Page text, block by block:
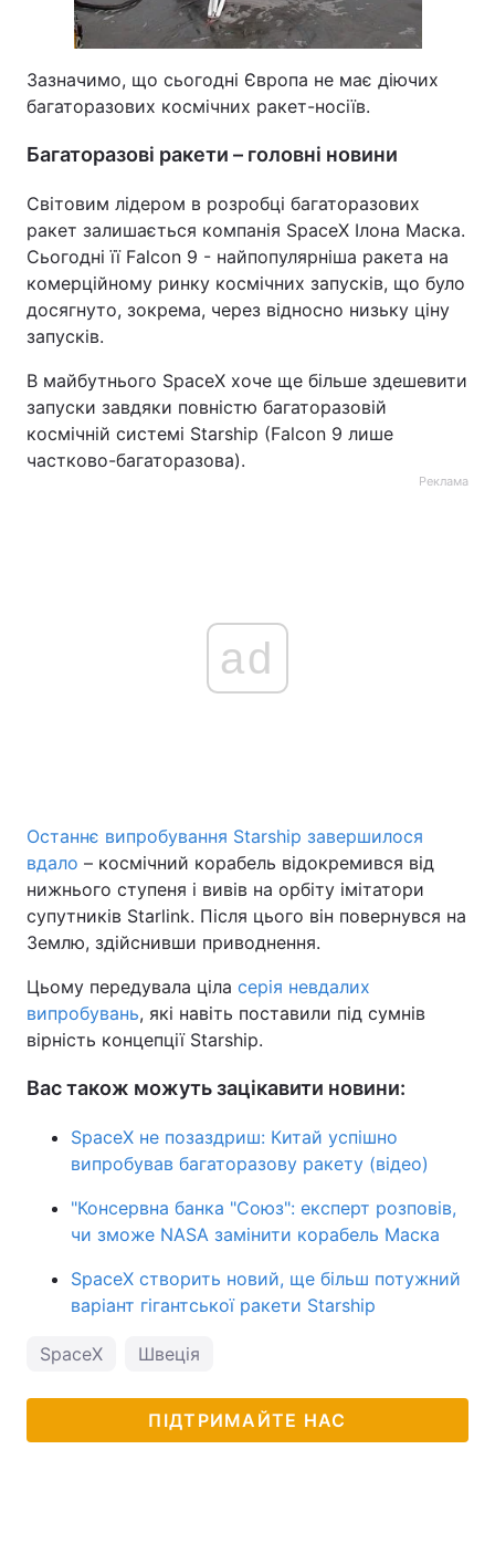
Зазначимо, що сьогодні Європа не має діючих
багаторазових космічних ракет-носіїв.
Багаторазові ракети – головні новини
Світовим лідером в розробці багаторазових
ракет залишається компанія SpaceX Ілона Маска.
Сьогодні її Falcon 9 - найпопулярніша ракета на
комерційному ринку космічних запусків, що було
досягнуто, зокрема, через відносно низьку ціну
запусків.
В майбутнього SpaceX хоче ще більше здешевити
запуски завдяки повністю багаторазовій
космічній системі Starship (Falcon 9 лише
частково-багаторазова).
Реклама
ad
Останнє випробування Starship завершилося
вдало – космічний корабель відокремився від
нижнього ступеня і вивів на орбіту імітатори
супутників Starlink. Після цього він повернувся на
Землю, здійснивши приводнення.
Цьому передувала ціла серія невдалих
випробувань, які навіть поставили під сумнів
вірність концепції Starship.
Вас також можуть зацікавити новини:
SpaceX не позаздриш: Китай успішно
випробував багаторазову ракету (відео)
"‎Консервна банка "Союз"‎: експерт розповів,
чи зможе NASA замінити корабель Маска
SpaceX створить новий, ще більш потужний
варіант гігантської ракети Starship
SpaceX Швеція
ПІДТРИМАЙТЕ НАС